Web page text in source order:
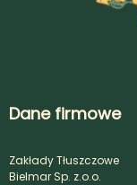
Dane firmowe
Zakłady Tłuszczowe
Bielmar Sp. z.o.o.